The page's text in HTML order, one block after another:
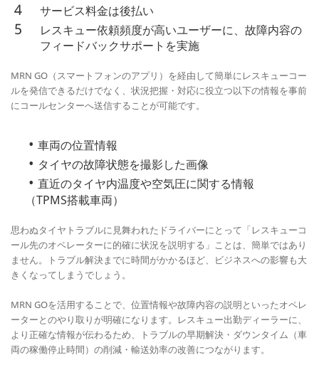
サービス料金は後払い
レスキュー依頼頻度が高いユーザーに、故障内容の
フィードバックサポートを実施
MRN GO（スマートフォンのアプリ）を経由して簡単にレスキューコー
ルを発信できるだけでなく、状況把握・対応に役立つ以下の情報を事前
にコールセンターへ送信することが可能です。
車両の位置情報
タイヤの故障状態を撮影した画像
直近のタイヤ内温度や空気圧に関する情報
（TPMS搭載車両）
思わぬタイヤトラブルに見舞われたドライバーにとって「レスキューコ
ール先のオペレーターに的確に状況を説明する」ことは、簡単ではあり
ません。トラブル解決までに時間がかかるほど、ビジネスへの影響も大
きくなってしまうでしょう。
MRN GOを活用することで、位置情報や故障内容の説明といったオペレ
ーターとのやり取りが明確になります。レスキュー出勤ディーラーに、
より正確な情報が伝わるため、トラブルの早期解決・ダウンタイム（車
両の稼働停止時間）の削減・輸送効率の改善につながります。